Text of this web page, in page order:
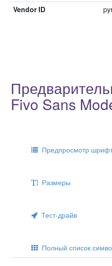
Vendor ID
Fivo Sans
Предпросмотр
Размеры
Тест-драйв
Полный список